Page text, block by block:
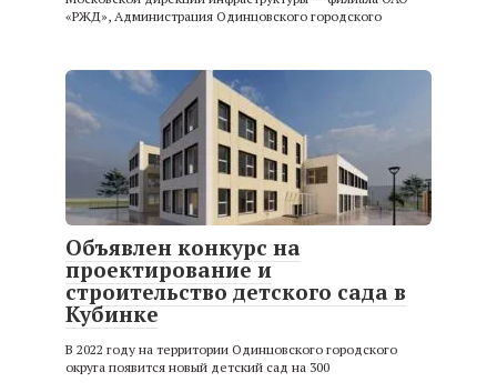
«РЖД», Администрация Одинцовского городского
Объявлен конкурс на
проектирование и
строительство детского сада в
Кубинке
В 2022 году на территории Одинцовского городского
округа появится новый детский сад на 300